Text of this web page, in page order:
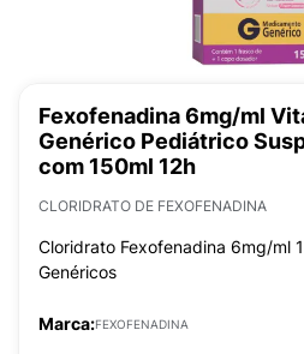
Fexofenadina 6mg/ml
Genérico Pediátrico
com 150ml 12h
CLORIDRATO DE FEXOFENADINA
Cloridrato Fexofenadina 6mg/ml
Genéricos
Marca:FEXOFENADINA